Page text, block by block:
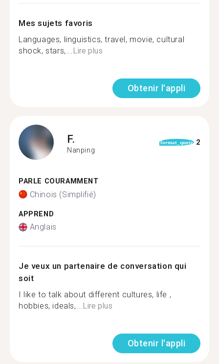
Mes sujets favoris
Languages, linguistics, travel, movie, cultural
shock, stars,...Lire plus
Obtenir l'appli
F.
Nanping
format_quote 2
PARLE COURAMMENT
Chinois (Simplifié)
APPREND
Anglais
Je veux un partenaire de conversation qui
soit
I like to talk about different cultures, life ,
hobbies, ideals,...Lire plus
Obtenir l'appli